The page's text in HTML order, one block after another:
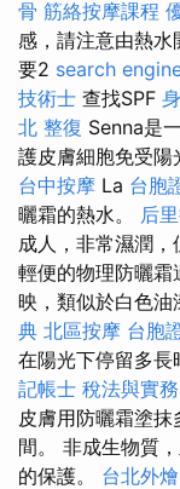
骨 筋絡按摩課程
感，請注意由熱
要2 search
技術士 查找SPF
北 整復 Senna是
護皮膚細胞免受陽
台中按摩 La 台胞
曬霜的熱水。 后
成人，非常濕潤，
輕便的物理防曬霜
映，類似於白色油
典 北區按摩 台胞
在陽光下停留多長
記帳士 稅法與實務
皮膚用防曬霜塗
間。 非成生物質
的保護。 台北外燴